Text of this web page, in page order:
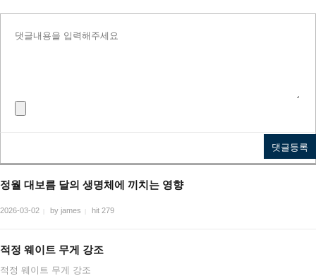
정월 대보름 달의 생명체에 끼치는 영향
2026-03-02 by james hit 279
적정 웨이트 무게 강조
적정 웨이트 무게 강조